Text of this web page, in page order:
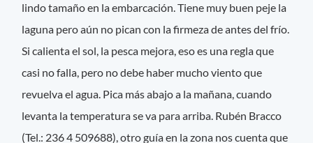
lindo tamaño en la embarcación. Tiene muy buen peje la
laguna pero aún no pican con la firmeza de antes del frío.
Si calienta el sol, la pesca mejora, eso es una regla que
casi no falla, pero no debe haber mucho viento que
revuelva el agua. Pica más abajo a la mañana, cuando
levanta la temperatura se va para arriba. Rubén Bracco
(Tel.: 236 4 509688), otro guía en la zona nos cuenta que